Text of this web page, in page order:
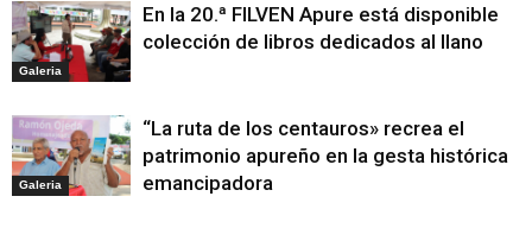
Galeria
En la 20.ª FILVEN Apure está disponible
colección de libros dedicados al llano
Galeria
“La ruta de los centauros» recrea el
patrimonio apureño en la gesta histórica
emancipadora